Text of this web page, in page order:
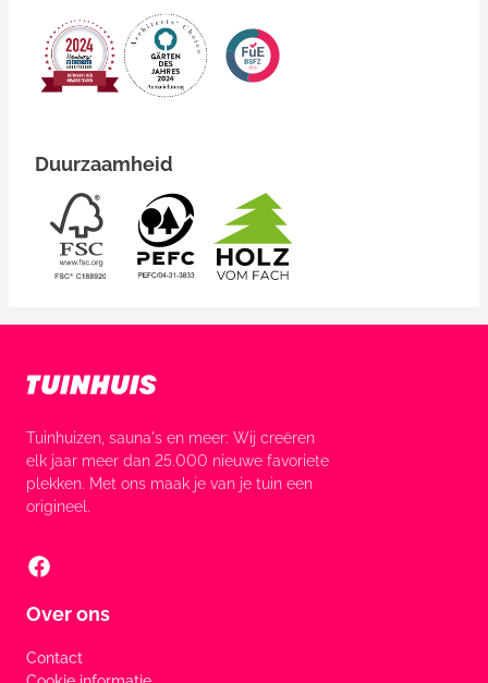
Duurzaamheid
Tuinhuizen, sauna's en meer: Wij creëren
elk jaar meer dan 25.000 nieuwe favoriete
plekken. Met ons maak je van je tuin een
origineel.
Over ons
Contact